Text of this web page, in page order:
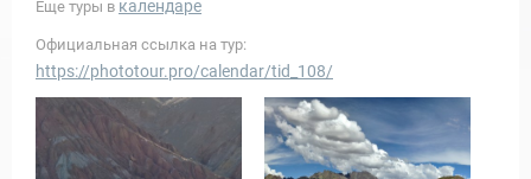
Еще туры в календаре
Официальная ссылка на тур:
https://phototour.pro/calendar/tid_108/